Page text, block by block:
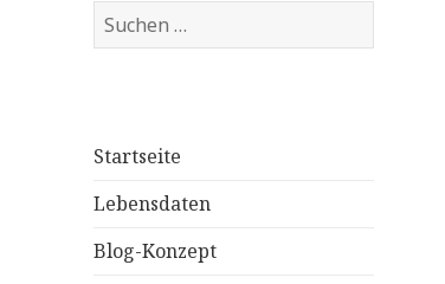
Suchen
nach:
Startseite
Lebensdaten
Blog-Konzept